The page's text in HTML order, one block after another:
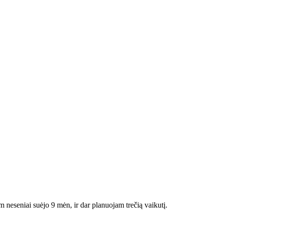
neseniai suėjo 9 mėn, ir dar planuojam trečią vaikutį.